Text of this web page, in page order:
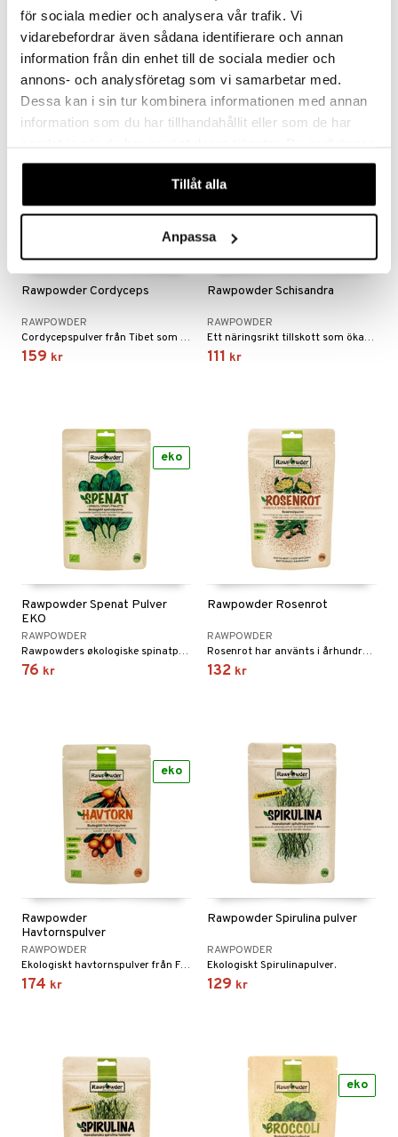
för sociala medier och analysera vår trafik. Vi
vidarebefordrar även sådana identifierare och annan
information från din enhet till de sociala medier och
annons- och analysföretag som vi samarbetar med.
Dessa kan i sin tur kombinera informationen med annan
information som du har tillhandahållit eller som de har
våra cookies vid fortsatt användande av vår webbplats.
Tillåt alla
Anpassa
RAWPOWDER
Naturligt tillskott som ökar din uthållighet.
169 kr
RAWPOWDER
63 kr
Rawpowder Cordyceps
RAWPOWDER
Cordycepspulver från Tibet som stärker ditt immunförsvar, ökar motståndskraften, energin och uthålligheten.
159 kr
Rawpowder Schisandra
RAWPOWDER
Ett näringsrikt tillskott som ökar fysisk och mental aktivitet och förbättrar funktionen hos hjärta och kärl.
111 kr
Rawpowder Spenat Pulver
EKO
RAWPOWDER
Rawpowders økologiske spinatpulver er et godt alternativ til fersk spinat.
76 kr
eko
Rawpowder Rosenrot
RAWPOWDER
Rosenrot har använts i århundraden inom traditionell medicin i Skandinavien, Ryssland och andra länder.
132 kr
Rawpowder
Havtornspulver
RAWPOWDER
Ekologiskt havtornspulver från Finland.
174 kr
eko
Rawpowder Spirulina pulver
RAWPOWDER
Ekologiskt Spirulinapulver.
129 kr
eko